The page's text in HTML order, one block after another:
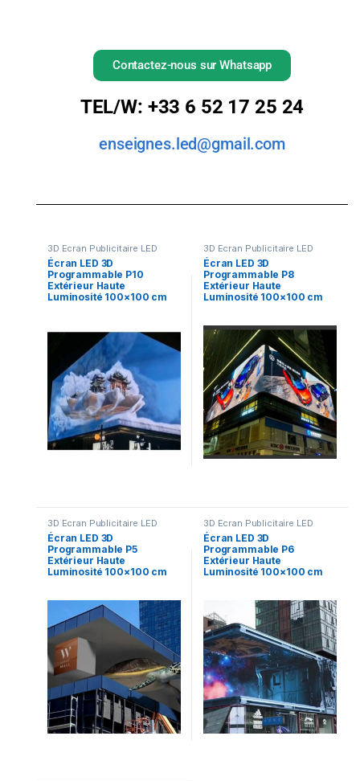
Contactez-nous sur Whatsapp
TEL/W: +33 6 52 17 25 24
enseignes.led@gmail.com
3D Ecran Publicitaire LED
Écran LED 3D
Programmable P10
Extérieur Haute
Luminosité 100×100 cm
3D Ecran Publicitaire LED
Écran LED 3D
Programmable P8
Extérieur Haute
Luminosité 100×100 cm
3D Ecran Publicitaire LED
Écran LED 3D
Programmable P5
Extérieur Haute
Luminosité 100×100 cm
3D Ecran Publicitaire LED
Écran LED 3D
Programmable P6
Extérieur Haute
Luminosité 100×100 cm